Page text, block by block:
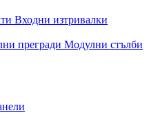
Входни изтривалки
прегради Модулни стълби